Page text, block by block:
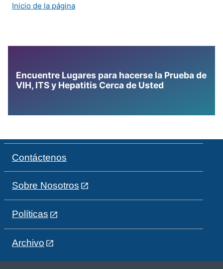
Inicio de la página
Encuentre Lugares para hacerse la Prueba de
VIH, ITS y Hepatitis Cerca de Usted
Contáctenos
Sobre Nosotros
Políticas
Archivo